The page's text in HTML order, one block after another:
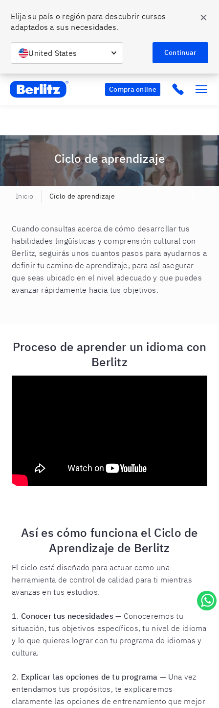
¿Listo para hablar bien inglés?🤩 Hazlo con Berlitz y
aprovecha nuestros descuentos.
Elija su país o región para descubrir cursos
adaptados a sus necesidades.
United States Continuar
✕
Berlitz Chile Compra online Click to
Ciclo de aprendizaje
Inicio Ciclo de aprendizaje
Cuando consultas acerca de cómo desarrollar tus
habilidades lingüísticas y comprensión cultural con
Berlitz, seguirás unos cuantos pasos para ayudarnos a
definir tu camino de aprendizaje, para así asegurar
que seas ubicado en el nivel adecuado y que puedes
avanzar rápidamente hacia tus objetivos.
Proceso de aprender un idioma con
Berlitz
Así es cómo funciona el Ciclo de
Aprendizaje de Berlitz
El ciclo está diseñado para actuar como una
herramienta de control de calidad para ti mientras
avanzas en tus estudios.
1. Conocer tus necesidades— Conoceremos tu
situación, tus objetivos específicos, tu nivel de idioma
y lo que quieres lograr con tu programa de idiomas y
cultura.
2. Explicar las opciones de tu programa — Una vez
entendamos tus propósitos, te explicaremos
claramente las opciones de entrenamiento que mejor